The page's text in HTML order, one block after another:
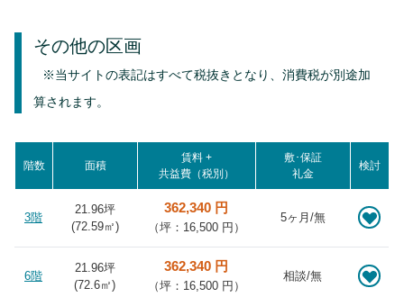
その他の区画
※当サイトの表記はすべて税抜きとなり、消費税が別途加
算されます。
階数 面積
賃料 +
共益費（税別）
敷･保証
礼金
検討
3階
21.96坪
(72.59㎡)
362,340 円
（坪：16,500 円）
5ヶ月/無
6階
21.96坪
(72.6㎡)
362,340 円
（坪：16,500 円）
相談/無